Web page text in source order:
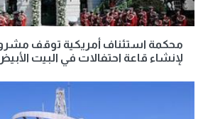
محكمة استئناف أمريكية توقف
لإنشاء قاعة احتفالات في البيت